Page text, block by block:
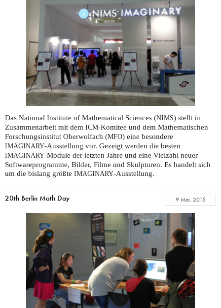
Das National Institute of Mathematical Sciences (NIMS) stellt in
Zusammenarbeit mit dem ICM-Komitee und dem Mathematischen
Forschungsinstitut Oberwolfach (MFO) eine besondere
IMAGINARY-Ausstellung vor. Gezeigt werden die besten
IMAGINARY-Module der letzten Jahre und eine Vielzahl neuer
Softwareprogramme, Bilder, Filme und Skulpturen. Es handelt sich
um die bislang größte IMAGINARY-Ausstellung.
20th Berlin Math Day 9 Mai. 2015